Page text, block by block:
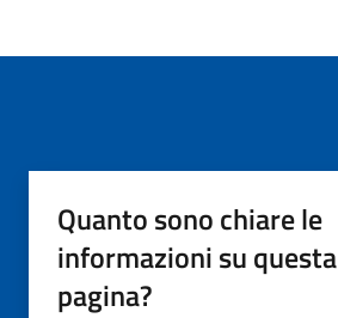
Quanto sono chiare le
informazioni su questa
pagina?